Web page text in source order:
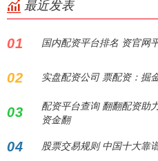
最近发表
01 国内配资平台排名 资官网
02 实盘配资公司 票配资：掘
03
配资平台查询 翻翻配资助
资金翻
04 股票交易规则 中国十大靠